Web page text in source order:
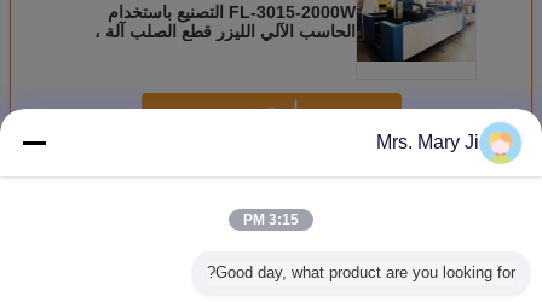
FL-3015-2000W التصنيع باستخدام
الحاسب الآلي الليزر قطع الصلب آلة ،
استمر
أكثرCnc ليزر عمليّة قطع آلة
Mrs. Mary Ji
3:15 PM
Good day, what product are you looking for?